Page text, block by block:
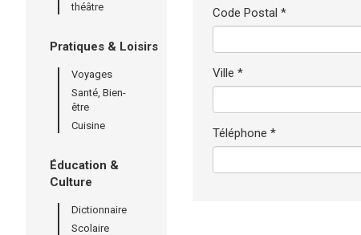
théâtre
Pratiques & Loisirs
Voyages
Santé, Bien-
être
Cuisine
Éducation &
Culture
Dictionnaire
Scolaire
Code Postal *
Ville *
Téléphone *